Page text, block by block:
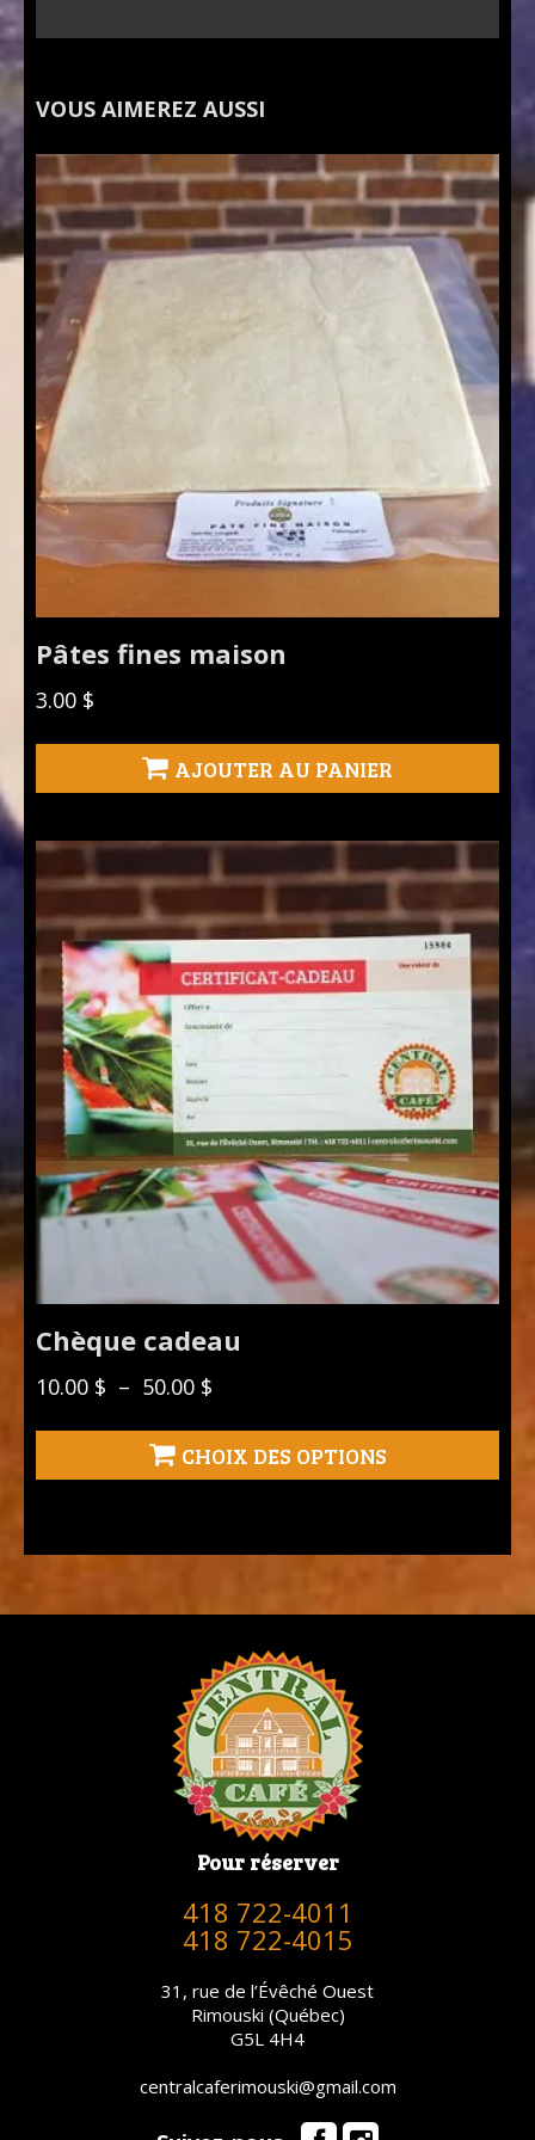
VOUS AIMEREZ AUSSI
Pâtes fines maison
3.00 $
AJOUTER AU PANIER
Chèque cadeau
10.00 $ – 50.00 $
prix :
10.00 $
à
CHOIX DES OPTIONS
Ce
produit
plusieurs
variations.
Les
options
peuvent
être
choisies
la
page
du
produit
Pour réserver
418 722-4011
418 722-4015
31, rue de l’Évêché Ouest
Rimouski (Québec)
G5L 4H4
centralcaferimouski@gmail.com